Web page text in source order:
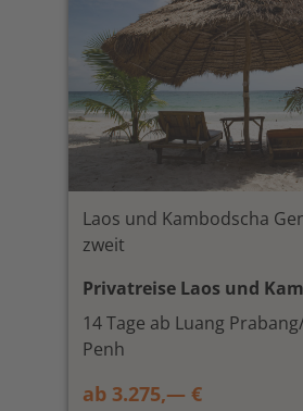
Laos und Kambodscha
zweit
Privatreise Laos und
14 Tage ab Luang
Penh
ab 3.275,— €